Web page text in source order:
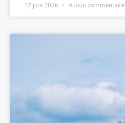
12 juin 2026 Aucun commentaire